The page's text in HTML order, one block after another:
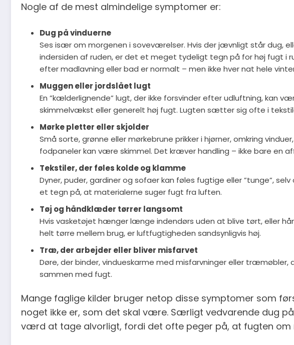
Nogle af de mest almindelige symptomer er:
Dug på vinduerne
Ses især om morgenen i soveværelser. Hvis der jævnligt står dug,
indersiden af ruden, er det et meget tydeligt tegn på for høj fugt i
efter madlavning eller bad er normalt – men ikke hver nat hele
Muggen eller jordslået lugt
En ”kælderlignende” lugt, der ikke forsvinder efter udluftning, kan
skimmelvækst eller generelt høj fugt. Lugten sætter sig ofte i
Mørke pletter eller skjolder
Små sorte, grønne eller mørkebrune prikker i hjørner, omkring
fodpaneler kan være skimmel. Det kræver handling – ikke bare en
Tekstiler, der føles kolde og klamme
Dyner, puder, gardiner og sofaer kan føles fugtige eller ”tunge”,
et tegn på, at materialerne suger fugt fra luften.
Tøj og håndklæder tørrer langsomt
Hvis vasketøjet hænger længe indendørs uden at blive tørt, eller
helt tørre mellem brug, er luftfugtigheden sandsynligvis høj.
Træ, der arbejder eller bliver misfarvet
Døre, der binder, vindueskarme med misfarvninger eller
sammen med fugt.
Mange faglige kilder bruger netop disse symptomer som
noget ikke er, som det skal være. Særligt vedvarende dug
værd at tage alvorligt, fordi det ofte peger på, at fugten om